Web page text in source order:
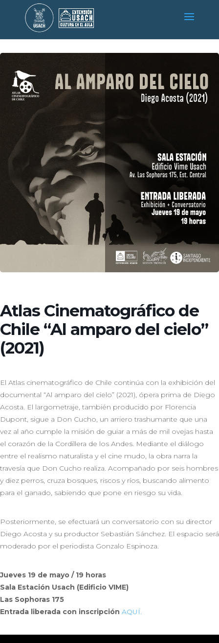
Atlas Cinematográfico de
Chile “Al amparo del cielo”
(2021)
El Atlas cinematográfico de Chile continúa con la exhibición del
documental “Al amparo del cielo” (2021), ópera prima de Diego
Acosta. El largometraje, también producido por Florencia
Dupont, sigue a Don Cucho, un arriero trashumante que una
vez al año cumple la misión de guiar a más de mil ovejas hasta
el corazón de la Cordillera de los Andes. Mediante el diálogo
entre el realismo naturalista y el cine mudo, la obra narra la
travesía que Don Cucho realiza. Acompañado por seis hombres
y diez perros, cruza bosques, riscos y ríos, buscando alimento
para el ganado, sabiendo que pone en riesgo su vida.
Posteriormente, se efectuará un conversatorio con su director
Diego Acosta y su productor Sebastián Sánchez. El espacio será
moderado por el periodista Gonzalo Espinoza.
Jueves 19 de mayo / 19 horas
Sala Estación Usach (Edificio VIME)
Las Sophoras 175
Entrada liberada con inscripción AQUÍ.